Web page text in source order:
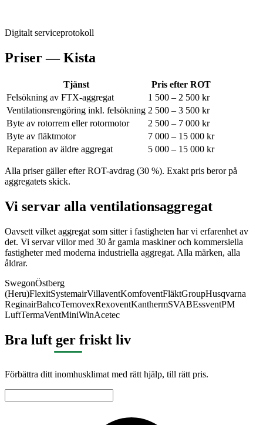
Digitalt serviceprotokoll
Priser —Kista
Tjänst
Pris efter ROT
Felsökning av FTX-aggregat
1 500 – 2 500 kr
Ventilationsrengöring inkl. felsökning 2 500 – 3 500 kr
Byte av rotorrem eller rotormotor
2 500 – 7 000 kr
Byte av fläktmotor
7 000 – 15 000 kr
Reparation av äldre aggregat
5 000 – 15 000 kr
Alla priser gäller efter ROT-avdrag (30 %). Exakt pris beror på
aggregatets skick.
Vi servar alla ventilationsaggregat
Oavsett vilket aggregat som sitter i fastigheten har vi erfarenhet av
det. Vi servar villor med 30 år gamla maskiner och kommersiella
fastigheter med moderna industriella aggregat. Alla märken, alla
åldrar.
SwegonÖstberg
(Heru)FlexitSystemairVillaventKomfoventFläktGroupHusqvarna
ReginairBahcoTemovexRexoventKanthermSVABEssventPM
LuftTermaVentMiniWinAcetec
Bra luft ger friskt liv
Förbättra ditt inomhusklimat med rätt hjälp, till rätt pris.